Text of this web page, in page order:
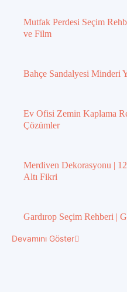
Mutfak Perdesi Seçim
ve Film
Bahçe Sandalyesi Minderi
Ev Ofisi Zemin Kaplama
Çözümler
Merdiven Dekorasyonu |
Altı Fikri
Gardırop Seçim Rehberi |
Devamını Göster